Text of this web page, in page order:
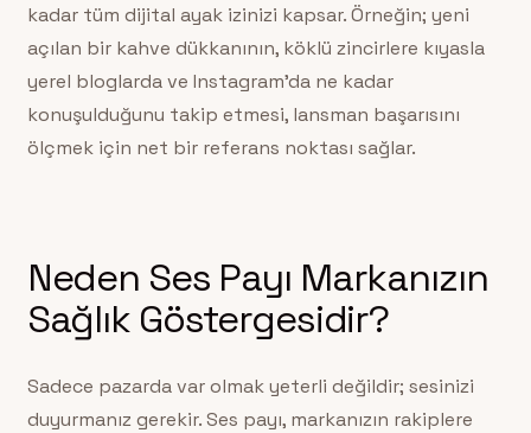
kadar tüm dijital ayak izinizi kapsar. Örneğin; yeni
açılan bir kahve dükkanının, köklü zincirlere kıyasla
yerel bloglarda ve Instagram’da ne kadar
konuşulduğunu takip etmesi, lansman başarısını
ölçmek için net bir referans noktası sağlar.
Neden Ses Payı Markanızın
Sağlık Göstergesidir?
Sadece pazarda var olmak yeterli değildir; sesinizi
duyurmanız gerekir. Ses payı, markanızın rakiplere